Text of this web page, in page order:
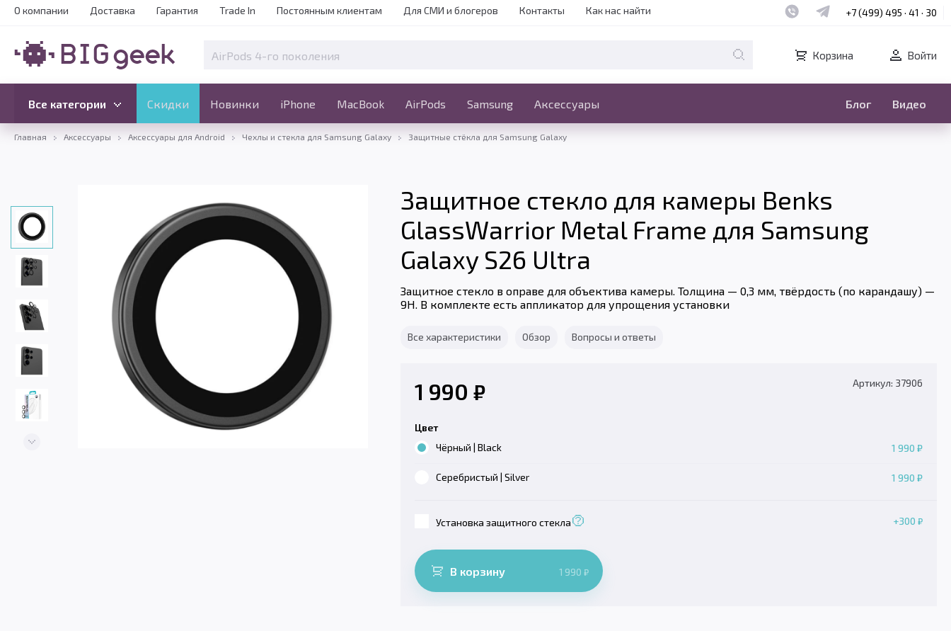
О компании Доставка Гарантия Trade In Постоянным клиентам Для СМИ и блогеров Контакты Как нас найти Наш whatsapp
Наш telegram
+7 (499) 495 · 41 · 30
Корзина Войти
Все категории Скидки Новинки iPhone MacBook AirPods Samsung Аксессуары Блог Видео
Скидки Новинки iPhone MacBook
Все категории Ещё
Главная Аксессуары Аксессуары для Android Чехлы и стекла для Samsung Galaxy Защитные стёкла для Samsung Galaxy
Защитное стекло для камеры Benks
GlassWarrior Metal Frame для Samsung
Galaxy S26 Ultra
Защитное стекло в оправе для объектива камеры. Толщина — 0,3 мм, твёрдость (по карандашу) —
9H. В комплекте есть аппликатор для упрощения установки
Все характеристики Обзор Вопросы и ответы
1 990 ₽ Артикул: 37906
Цвет
Чёрный | Black
1 990 ₽
Серебристый | Silver 1 990 ₽
Установка защитного стекла +300 ₽
В корзину 1 990 ₽